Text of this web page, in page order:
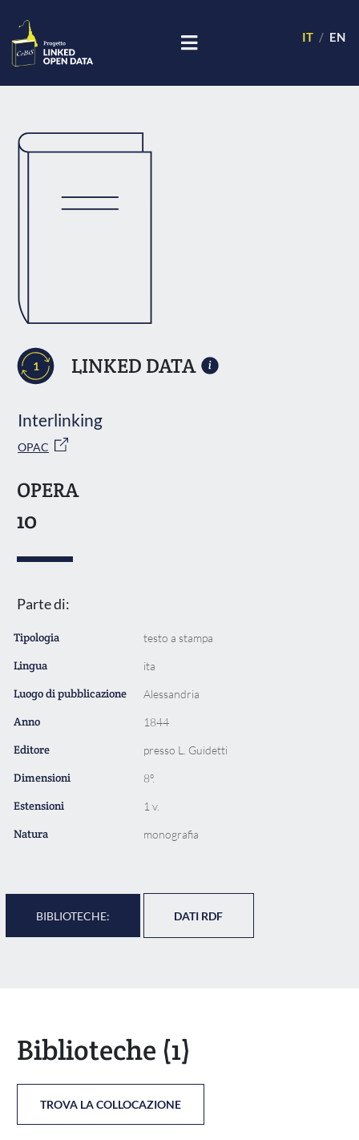
IT EN
1 LINKED DATA
Interlinking
OPAC
OPERA
10
Parte di:
Tipologia testo a stampa
Lingua ita
Luogo di pubblicazione Alessandria
Anno 1844
Editore presso L. Guidetti
Dimensioni 8º.
Estensioni 1 v.
Natura monografia
BIBLIOTECHE: DATI RDF
Biblioteche (1)
TROVA LA COLLOCAZIONE